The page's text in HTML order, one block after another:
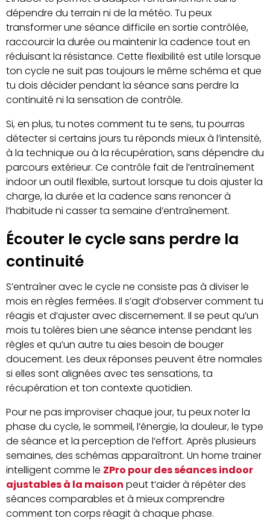
dépendre du terrain ni de la météo. Tu peux
transformer une séance difficile en sortie contrôlée,
raccourcir la durée ou maintenir la cadence tout en
réduisant la résistance. Cette flexibilité est utile lorsque
ton cycle ne suit pas toujours le même schéma et que
tu dois décider pendant la séance sans perdre la
continuité ni la sensation de contrôle.
Si, en plus, tu notes comment tu te sens, tu pourras
détecter si certains jours tu réponds mieux à l’intensité,
à la technique ou à la récupération, sans dépendre du
parcours extérieur. Ce contrôle fait de l’entraînement
indoor un outil flexible, surtout lorsque tu dois ajuster la
charge, la durée et la cadence sans renoncer à
l’habitude ni casser ta semaine d’entraînement.
Écouter le cycle sans perdre la
continuité
S’entraîner avec le cycle ne consiste pas à diviser le
mois en règles fermées. Il s’agit d’observer comment tu
réagis et d’ajuster avec discernement. Il se peut qu’un
mois tu tolères bien une séance intense pendant les
règles et qu’un autre tu aies besoin de bouger
doucement. Les deux réponses peuvent être normales
si elles sont alignées avec tes sensations, ta
récupération et ton contexte quotidien.
Pour ne pas improviser chaque jour, tu peux noter la
phase du cycle, le sommeil, l’énergie, la douleur, le type
de séance et la perception de l’effort. Après plusieurs
semaines, des schémas apparaîtront. Un home trainer
intelligent comme le ZPro pour des séances indoor
ajustables à la maison peut t’aider à répéter des
séances comparables et à mieux comprendre
comment ton corps réagit à chaque phase.